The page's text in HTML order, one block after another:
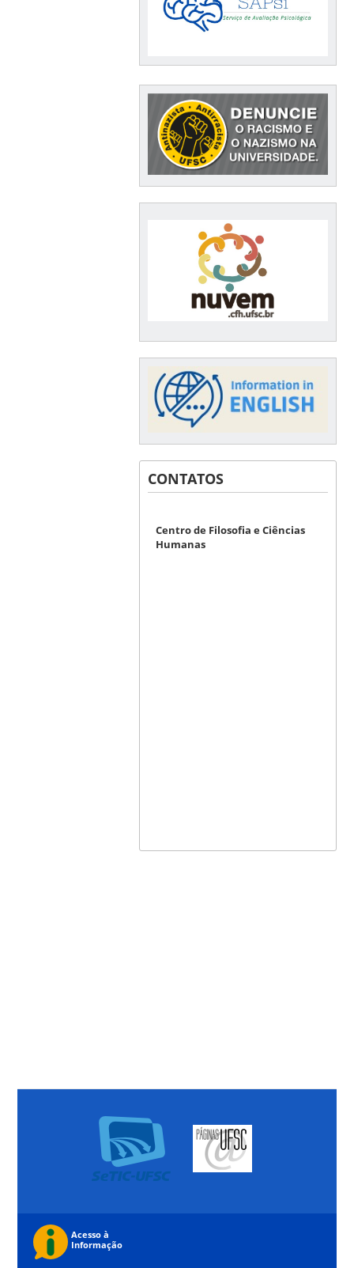
CONTATOS
Centro de Filosofia e Ciências
Humanas